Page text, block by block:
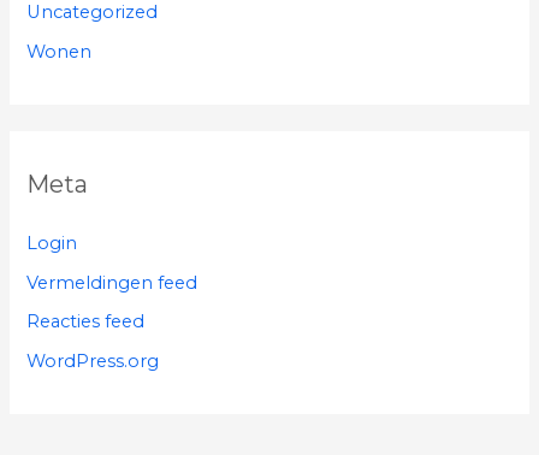
Uncategorized
Wonen
Meta
Login
Vermeldingen feed
Reacties feed
WordPress.org